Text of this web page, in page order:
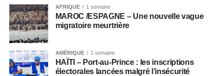
AFRIQUE 1 semaine .
MAROC /ESPAGNE – Une nouvelle vague
migratoire meurtrière
AMÉRIQUE 1 semaine .
HAÏTI – Port-au-Prince : les inscriptions
électorales lancées malgré l’insécurité